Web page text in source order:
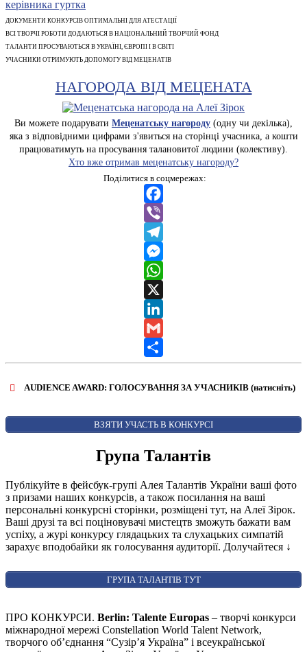
ДОКУМЕНТИ КОНКУРСІВ ОПТИМАЛЬНІ ДЛЯ АТЕСТАЦІЇ
ВСІ ТВОРЧІ РОБОТИ ДОДАЮТЬСЯ В НАЦІОНАЛЬНИЙ ТВОРЧИЙ ФОНД
ТАЛАНТИ ПРОСУВАЮТЬСЯ В УКРАЇНІ, ЄВРОПІ І В СВІТІ
УЧАСНИКИ ОТРИМУЮТЬ ДОПОМОГУ ВІД МЕЦЕНАТІВ
НАГОРОДА ВІД МЕЦЕНАТА
Ви можете подарувати Меценатську нагороду (одну чи декілька),
яка з відповідними цифрами з'явиться на сторінці учасника, а кошти
працюватимуть на просування талановитої людини (колективу).
Хто вже отримав меценатську нагороду?
Поділитися в соцмережах:
Facebook
Viber
Telegram
Messenger
WhatsApp
X
LinkedIn
Gmail
Share
AUDIENCE AWARD: ГОЛОСУВАННЯ ЗА УЧАСНИКІВ (натисніть)
AUDIENCE AWARD
ВЗЯТИ УЧАСТЬ В КОНКУРСІ
Група Талантів
Публікуйте в фейсбук-групі Алея Талантів України ваші фото
з призами наших конкурсів, а також посилання на ваші
персональні конкурсні сторінки, розміщені тут, на Алеї Зірок.
Ваші друзі та всі поціновувачі мистецтв зможуть бажати вам
успіху, а журі конкурсу глядацьких та слухацьких симпатій
зарахує вподобайки як голосування аудиторії. Долучайтеся ↓
ГРУПА ТАЛАНТІВ ТУТ
ПРО КОНКУРСИ. Berlin: Talente Europas – творчі конкурси
міжнародної мережі Constellation World Talent Network,
творчого об’єднання “Сузір’я Україна” і всеукраїнської